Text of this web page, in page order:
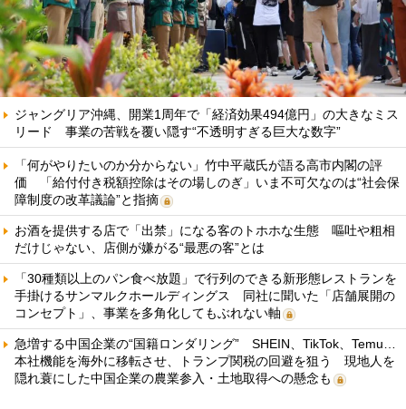
ジャングリア沖縄、開業1周年で「経済効果494億円」の大きなミス
リード 事業の苦戦を覆い隠す“不透明すぎる巨大な数字”
「何がやりたいのか分からない」竹中平蔵氏が語る高市内閣の評
価 「給付付き税額控除はその場しのぎ」いま不可欠なのは“社会保
障制度の改革議論”と指摘
お酒を提供する店で「出禁」になる客のトホホな生態 嘔吐や粗相
だけじゃない、店側が嫌がる“最悪の客”とは
「30種類以上のパン食べ放題」で行列のできる新形態レストランを
手掛けるサンマルクホールディングス 同社に聞いた「店舗展開の
コンセプト」、事業を多角化してもぶれない軸
急増する中国企業の“国籍ロンダリング” SHEIN、TikTok、Temu…
本社機能を海外に移転させ、トランプ関税の回避を狙う 現地人を
隠れ蓑にした中国企業の農業参入・土地取得への懸念も